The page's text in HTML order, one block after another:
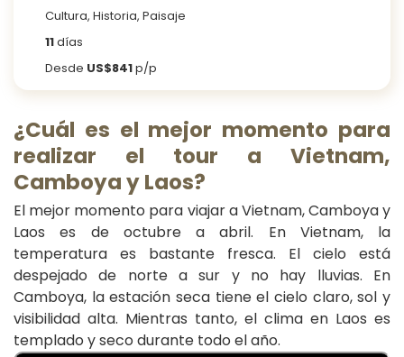
Cultura, Historia, Paisaje
11días
Desde US$841p/p
¿Cuál es el mejor momento para
realizar el tour a Vietnam,
Camboya y Laos?
El mejor momento para viajar a Vietnam, Camboya y
Laos es de octubre a abril. En Vietnam, la
temperatura es bastante fresca. El cielo está
despejado de norte a sur y no hay lluvias. En
Camboya, la estación seca tiene el cielo claro, sol y
visibilidad alta. Mientras tanto, el clima en Laos es
templado y seco durante todo el año.